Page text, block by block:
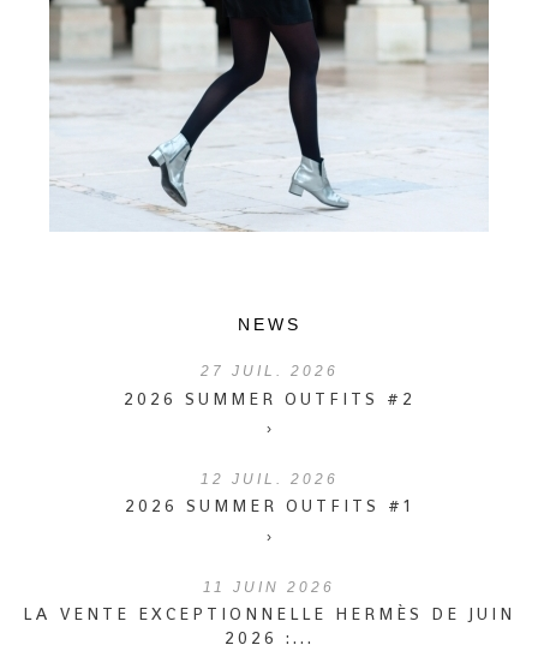
NEWS
27 JUIL. 2026
2026 SUMMER OUTFITS #2
›
12 JUIL. 2026
2026 SUMMER OUTFITS #1
›
11 JUIN 2026
LA VENTE EXCEPTIONNELLE HERMÈS DE JUIN
2026 :...